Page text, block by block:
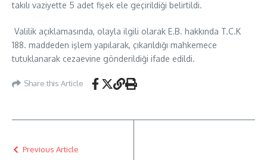
takılı vaziyette 5 adet fişek ele geçirildiği belirtildi.
Valilik açıklamasında, olayla ilgili olarak E.B. hakkında T.C.K
188. maddeden işlem yapılarak, çıkarıldığı mahkemece
tutuklanarak cezaevine gönderildiği ifade edildi.
Share this Article
Previous Article